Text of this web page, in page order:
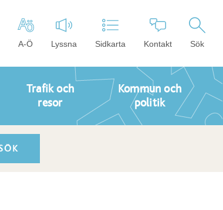
A-Ö Lyssna Sidkarta Kontakt Sök
Trafik och
resor
Kommun och
politik